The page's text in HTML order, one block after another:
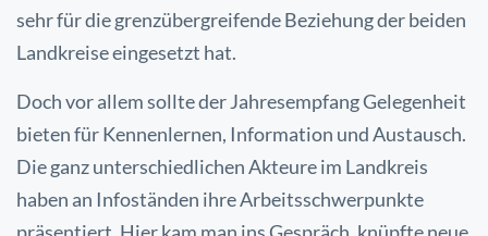
sehr für die grenzübergreifende Beziehung der beiden
Landkreise eingesetzt hat.
Doch vor allem sollte der Jahresempfang Gelegenheit
bieten für Kennenlernen, Information und Austausch.
Die ganz unterschiedlichen Akteure im Landkreis
haben an Infoständen ihre Arbeitsschwerpunkte